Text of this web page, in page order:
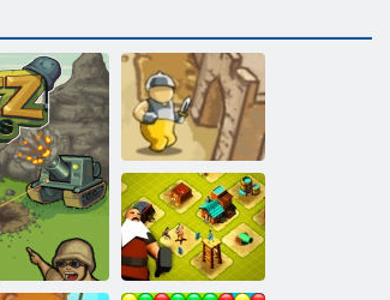
Schutz des
Kreuzfahrers